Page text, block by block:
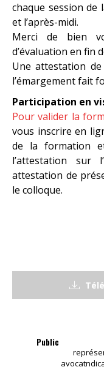
chaque session
et l’après-midi.
Merci de bien
d’évaluation en fin
Une attestation
l’émargement fait
Participation en
Pour valider la
vous inscrire en
de la formation
l’attestation sur
attestation de
le colloque.
Public